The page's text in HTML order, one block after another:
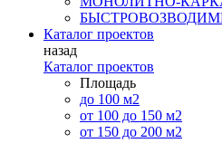
Каталог проектов
назад
Каталог проектов
Площадь
до 100 м2
от 100 до 150 м2
от 150 до 200 м2